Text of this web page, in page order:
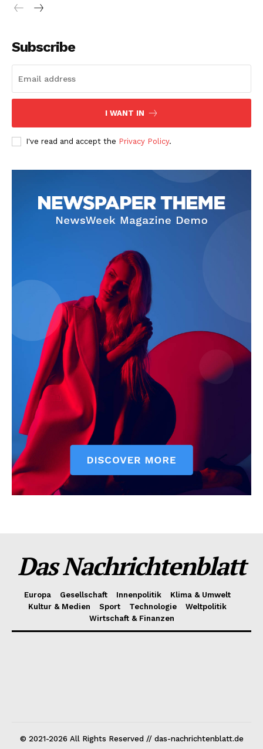
Subscribe
I WANT IN
I've read and accept the Privacy Policy.
Das Nachrichtenblatt
Europa Gesellschaft Innenpolitik
Klima & Umwelt
Kultur & Medien
Sport Technologie
Weltpolitik
Wirtschaft & Finanzen
© 2021-2026 All Rights Reserved // das-nachrichtenblatt.de